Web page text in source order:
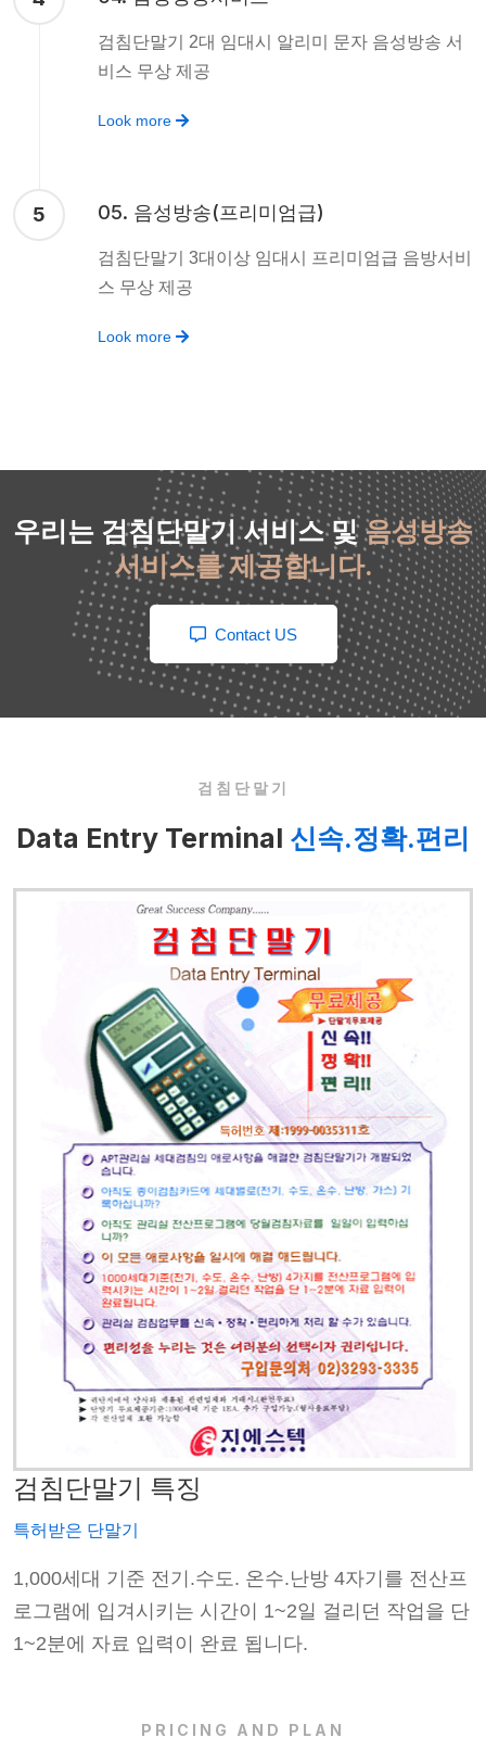
검침단말기 2대 임대시 알리미 문자 음성방송 서
비스 무상 제공
Look more
5 05. 음성방송(프리미엄급)
검침단말기 3대이상 임대시 프리미엄급 음방서비
스 무상 제공
Look more
우리는 검침단말기 서비스 및음성방송
서비스를 제공합니다.
Contact US
검침단말기
Data Entry Terminal 신속.정확.편리
검침단말기 특징
특허받은 단말기
1,000세대 기준 전기.수도. 온수.난방 4자기를 전산프
로그램에 입겨시키는 시간이 1~2일 걸리던 작업을 단
1~2분에 자료 입력이 완료 됩니다.
PRICING AND PLAN